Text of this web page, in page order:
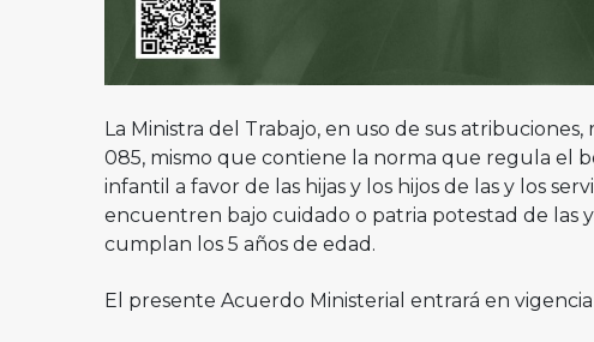
La Ministra del Trabajo, en uso de sus
085, mismo que contiene la norma que regula el
infantil a favor de las hijas y los hijos de las y los
encuentren bajo cuidado o patria potestad de las
cumplan los 5 años de edad.
El presente Acuerdo Ministerial entrará en